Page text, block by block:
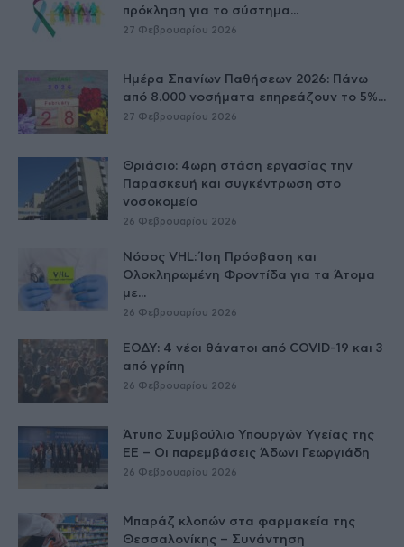
πρόκληση για το σύστημα...
27 Φεβρουαρίου 2026
Ημέρα Σπανίων Παθήσεων 2026: Πάνω
από 8.000 νοσήματα επηρεάζουν το 5%...
27 Φεβρουαρίου 2026
Θριάσιο: 4ωρη στάση εργασίας την
Παρασκευή και συγκέντρωση στο
νοσοκομείο
26 Φεβρουαρίου 2026
Νόσος VHL: Ίση Πρόσβαση και
Ολοκληρωμένη Φροντίδα για τα Άτομα
με...
26 Φεβρουαρίου 2026
ΕΟΔΥ: 4 νέοι θάνατοι από COVID-19 και 3
από γρίπη
26 Φεβρουαρίου 2026
Άτυπο Συμβούλιο Υπουργών Υγείας της
ΕE – Οι παρεμβάσεις Άδωνι Γεωργιάδη
26 Φεβρουαρίου 2026
Μπαράζ κλοπών στα φαρμακεία της
Θεσσαλονίκης – Συνάντηση